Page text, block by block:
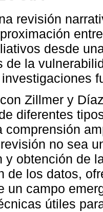
revisión
desde
de la
Zillmer y
diferentes
comprensión
no sea
y obtención de
de los datos,
un campo
útiles